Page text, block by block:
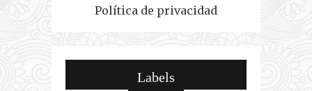
Política de privacidad
Labels